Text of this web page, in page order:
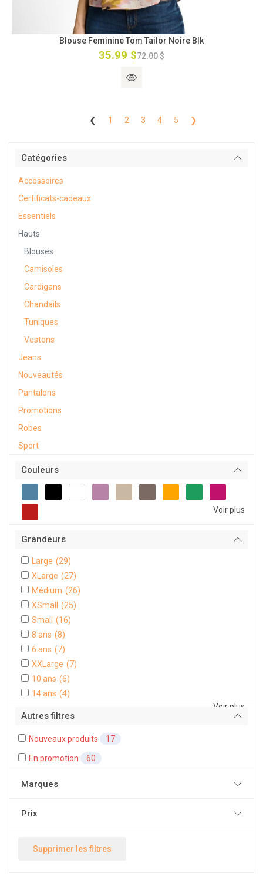
Catégories
Accessoires
Certificats-cadeaux
Essentiels
Hauts
Blouses
Camisoles
Cardigans
Chandails
Tuniques
Vestons
Jeans
Nouveautés
Pantalons
Promotions
Robes
Sport
Couleurs
Voir plus
Grandeurs
Large (29)
XLarge (27)
Médium (26)
XSmall
(25)
Small
(16)
8 ans (8)
6 ans (7)
XXLarge (7)
10 ans (6)
14 ans (4)
Voir plus
Autres filtres
Nouveaux produits 17
En promotion 60
Marques
Prix
Supprimer les filtres
Blouse Feminine Tom Tailor Noire Blk
35.99 $72.00 $
❮ 1 2 3 4 5 ❯